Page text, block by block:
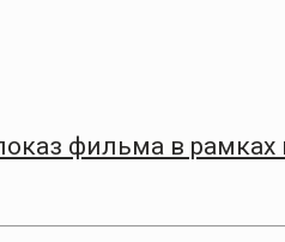
фильма в рамках